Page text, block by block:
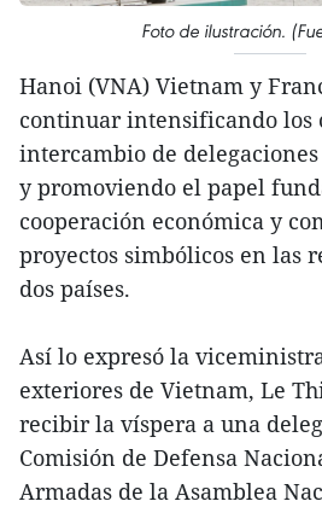
Foto de ilustración.
Hanoi (VNA) Vietnam y
continuar intensificando los
intercambio de
y promoviendo el papel
cooperación económica y
proyectos simbólicos en las
dos países.
Así lo expresó la
exteriores de Vietnam, Le
recibir la víspera a una
Comisión de Defensa
Armadas de la Asamblea